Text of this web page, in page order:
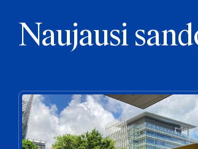
Naujausi